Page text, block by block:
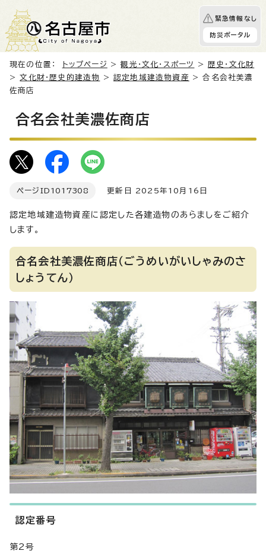
緊急情報なし
防災ポータル
現在の位置： トップページ >観光・文化・スポーツ >歴史・文化財
>文化財・歴史的建造物 >認定地域建造物資産
> 合名会社美濃
佐商店
合名会社美濃佐商店
ページID 1017308 更新日 2025年10月16日
認定地域建造物資産に認定した各建造物のあらましをご紹介
します。
合名会社美濃佐商店（ごうめいがいしゃみのさ
しょうてん）
認定番号
第2号